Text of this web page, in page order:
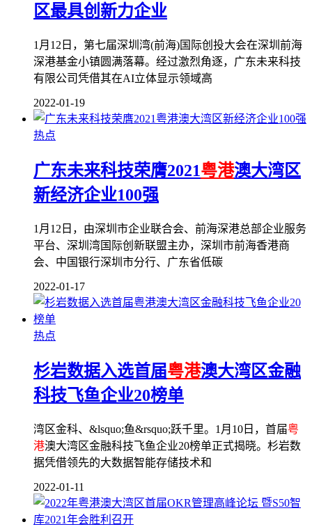
区最具创新力企业
1月12日，第七届深圳湾(前海)国际创投大会在深圳前海
深港基金小镇圆满落幕。经过激烈角逐，广东未来科技
有限公司凭借其在AI立体显示领域高
2022-01-19
热点
广东未来科技荣膺2021粤港澳大湾区
新经济企业100强
1月12日，由深圳市企业联合会、前海深港总部企业服务
平台、深圳湾国际创新联盟主办，深圳市前海香港商
会、中国银行深圳市分行、广东省低碳
2022-01-17
热点
杉岩数据入选首届粤港澳大湾区金融
科技飞鱼企业20榜单
湾区金科、&lsquo;鱼&rsquo;跃千里。1月10日，首届粤
港澳大湾区金融科技飞鱼企业20榜单正式揭晓。杉岩数
据凭借领先的大数据智能存储技术和
2022-01-11